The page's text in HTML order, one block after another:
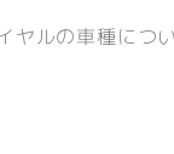
ヤルの車種につ